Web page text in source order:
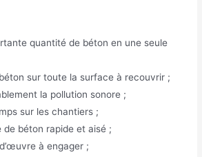
quantité de béton en une seule
sur toute la surface à recouvrir ;
la pollution sonore ;
sur les chantiers ;
de béton rapide et aisé ;
à engager ;